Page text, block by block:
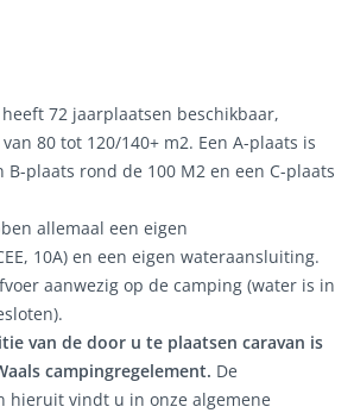
72 jaarplaatsen beschikbaar,
80 tot 120/140+ m2. Een A-plaats is
B-plaats rond de 100 M2 en een C-plaats
allemaal een eigen
10A) en een eigen wateraansluiting.
aanwezig op de camping (water is in
van de door u te plaatsen caravan is
campingregelement. De
hieruit vindt u in onze algemene